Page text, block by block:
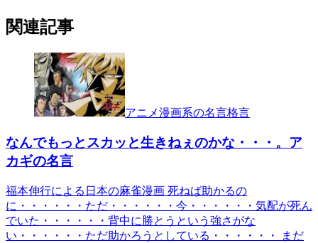
関連記事
アニメ漫画系の名言格言
なんでもっとスカッと生きねぇのかな・・・。ア
カギの名言
福本伸行による日本の麻雀漫画 死ねば助かるの
に・・・・・・ただ・・・・・・今・・・・・・気配が死ん
でいた・・・・・・背中に勝とうという強さがな
い・・・・・・ただ助かろうとしている・・・・・・ まだ